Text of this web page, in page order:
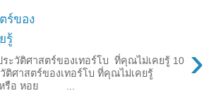
ร์ของ
รู้
›
ระวัติศาสตร์ของเทอร์โบ ที่คุณไม่เคยรู้ 10
วัติศาสตร์ของเทอร์โบ ที่คุณไม่เคยรู้
หรือ หอย ...